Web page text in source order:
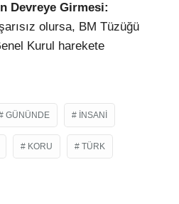
Devreye Girmesi:
olursa, BM Tüzüğü
Kurul harekete
GÜNÜNDE INSANI
KORU TÜRK